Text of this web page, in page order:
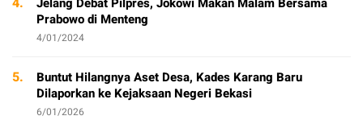
Prabowo di Menteng
4/01/2024
5.
Buntut Hilangnya Aset Desa, Kades Karang Baru
Dilaporkan ke Kejaksaan Negeri Bekasi
6/01/2026